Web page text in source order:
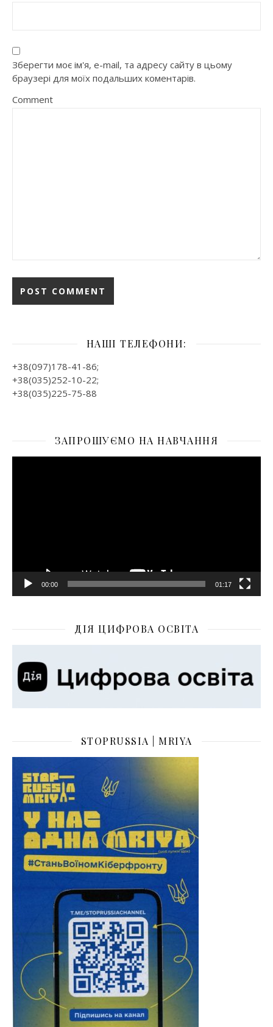
Зберегти моє ім'я, e-mail, та адресу сайту в цьому
браузері для моїх подальших коментарів.
Comment
НАШІ ТЕЛЕФОНИ:
+38(097)178-41-86;
+38(035)252-10-22;
+38(035)225-75-88
ЗАПРОШУЄМО НА НАВЧАННЯ
Відеопрогравач
00:00 01:17
ДІЯ ЦИФРОВА ОСВІТА
STOPRUSSIA | MRIYA